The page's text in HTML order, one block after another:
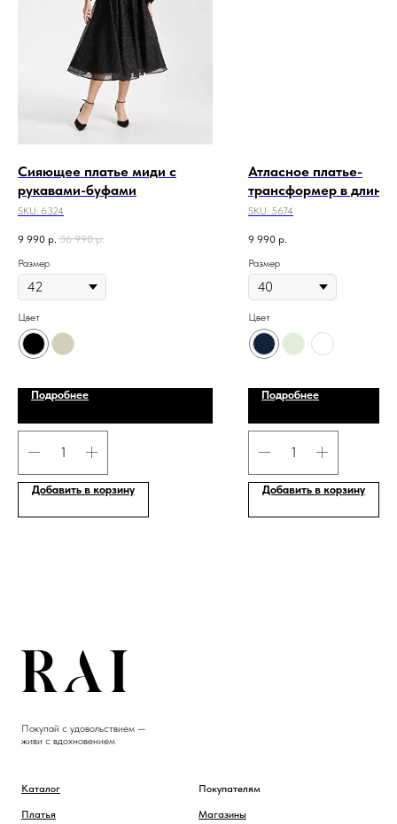
Сияющее платье миди с
рукавами-буфами
SKU: 6324
9 990 р. 36 990 р.
Размер
Цвет
Подробнее
Добавить в корзину
Атласное платье-
трансформер в длине
SKU: 5674
9 990 р.
Размер
Цвет
Подробнее
Добавить в корзину
Покупай с удовольствием —
живи с вдохновением
Каталог
Платья
Покупателям
Магазины